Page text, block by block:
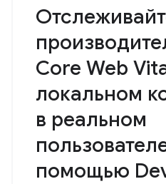
Core Web
локальном
в реальном
помощью